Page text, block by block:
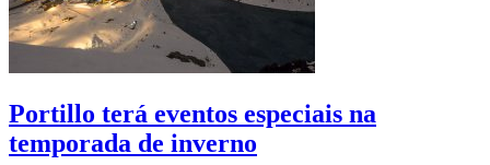
Portillo terá eventos especiais na
temporada de inverno